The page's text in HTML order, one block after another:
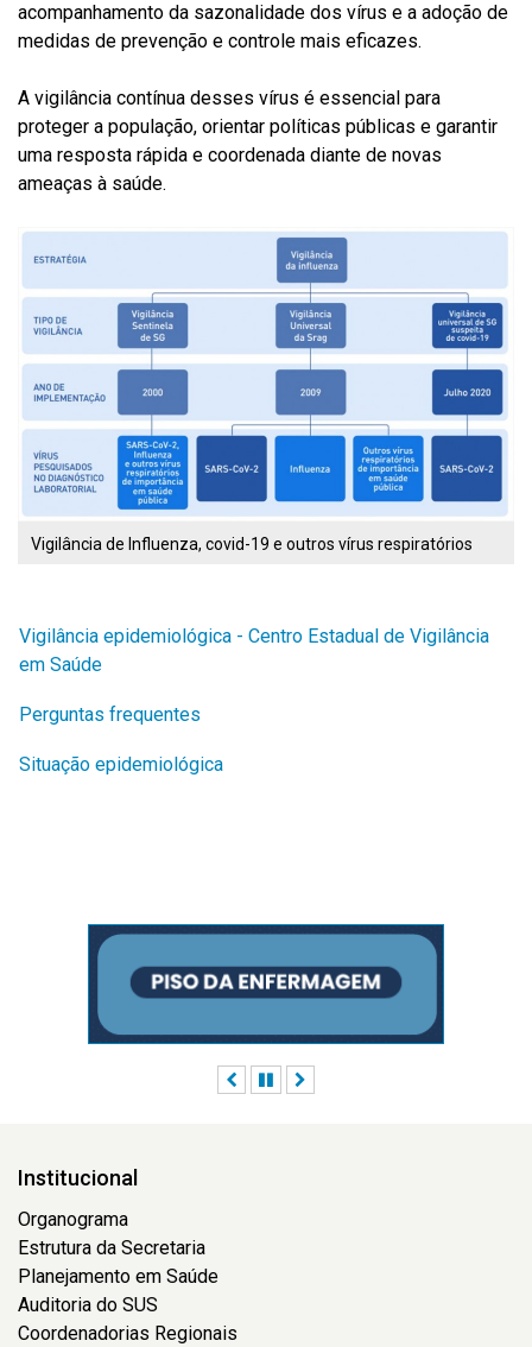
acompanhamento da sazonalidade dos vírus e a adoção de
medidas de prevenção e controle mais eficazes.
A vigilância contínua desses vírus é essencial para
proteger a população, orientar políticas públicas e garantir
uma resposta rápida e coordenada diante de novas
ameaças à saúde.
Vigilância de Influenza, covid-19 e outros vírus respiratórios
Vigilância epidemiológica - Centro Estadual de Vigilância
em Saúde
Perguntas frequentes
Situação epidemiológica
AnteriorPausar
Institucional
Organograma
Estrutura da Secretaria
Planejamento em Saúde
Auditoria do SUS
Coordenadorias Regionais